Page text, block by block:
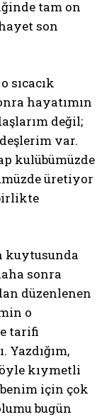
tam on
son
sıcacık
hayatımın
değil;
var.
kulübümüzde
üretiyor
kuytusunda
sonra
düzenlenen
o
tarifi
Yazdığım,
kıymetli
için çok
bugün